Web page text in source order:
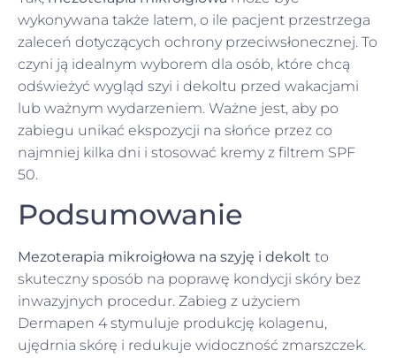
wykonywana także latem, o ile pacjent przestrzega
zaleceń dotyczących ochrony przeciwsłonecznej. To
czyni ją idealnym wyborem dla osób, które chcą
odświeżyć wygląd szyi i dekoltu przed wakacjami
lub ważnym wydarzeniem. Ważne jest, aby po
zabiegu unikać ekspozycji na słońce przez co
najmniej kilka dni i stosować kremy z filtrem SPF
50.
Podsumowanie
Mezoterapia mikroigłowa na szyję i dekolt to
skuteczny sposób na poprawę kondycji skóry bez
inwazyjnych procedur. Zabieg z użyciem
Dermapen 4 stymuluje produkcję kolagenu,
ujędrnia skórę i redukuje widoczność zmarszczek.